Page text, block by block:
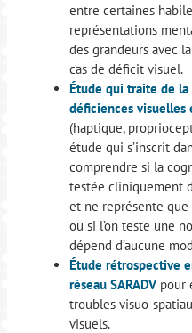
entre certaines
représentations
des grandeurs avec
cas de déficit visuel.
Étude qui traite de
déficiences visuelles
(haptique,
étude qui s’inscrit
comprendre si la
testée cliniquement
et ne représente
ou si l’on teste une
dépend d’aucune
Étude rétrospective
réseau SARADV pour
troubles visuo-
visuels.